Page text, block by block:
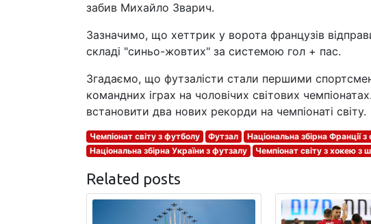
забив Михайло Зварич.
Зазначимо, що хеттрик у ворота французів
складі "синьо-жовтих" за системою гол + пас.
Згадаємо, що футзалісти стали першими
командних іграх на чоловічих світових
встановити два нових рекорди на чемпіонаті світу.
Чемпіонат світу з футболу Футзал Національна збірна Франції
Національна збірна України з футзалу
Чемпіонат світу з хокею з
Related posts